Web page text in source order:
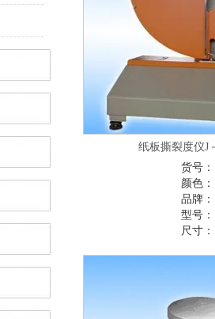
纸板撕裂度仪J
货号：
颜色：
品牌：
型号：
尺寸：